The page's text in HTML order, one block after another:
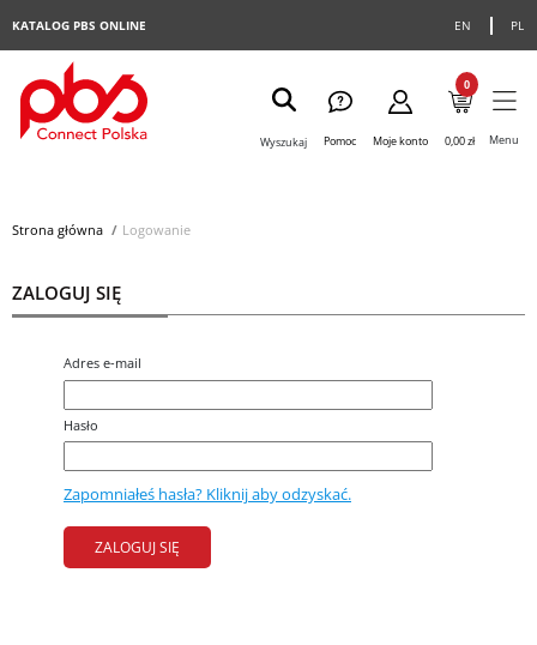
EN PL
KATALOG PBS ONLINE
Wyszukaj Pomoc Moje konto
0
0,00 zł Menu
Strona główna> Logowanie
ZALOGUJ SIĘ
Adres e-mail
Hasło
Zapomniałeś hasła? Kliknij aby odzyskać.